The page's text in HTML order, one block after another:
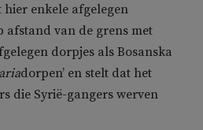
enkele afgelegen
afstand van de grens met
dorpjes als Bosanska
dorpen’ en stelt dat het
die Syrië-gangers werven